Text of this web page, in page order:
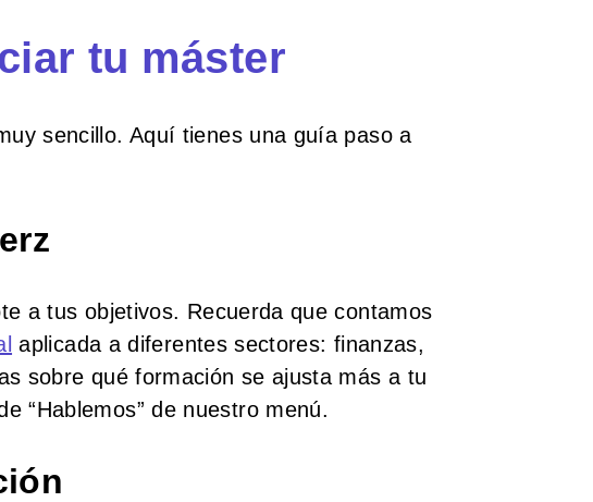
tu máster
sencillo. Aquí tienes una guía paso a
a tus objetivos. Recuerda que contamos
aplicada a diferentes sectores: finanzas,
sobre qué formación se ajusta más a tu
“Hablemos” de nuestro menú.